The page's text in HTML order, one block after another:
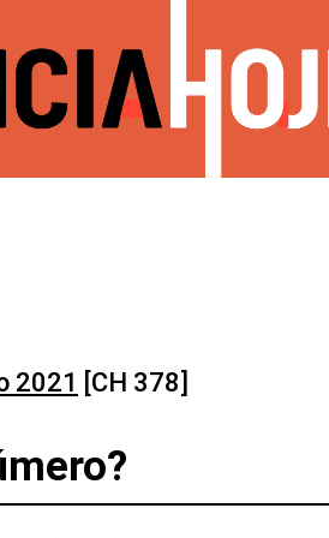
2021 [CH 378]